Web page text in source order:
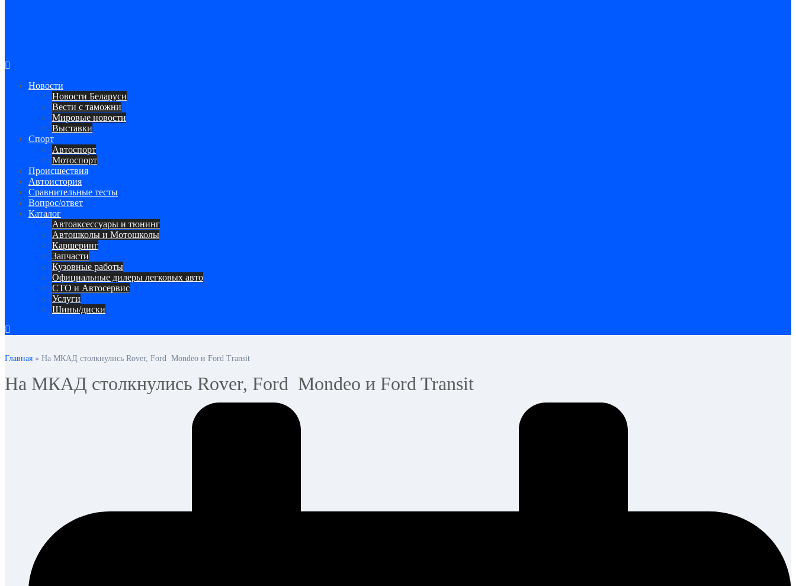
Авторулевой
Новости
Новости Беларуси
Вести с таможни
Мировые новости
Выставки
Спорт
Автоспорт
Мотоспорт
Происшествия
Автоистория
Сравнительные тесты
Вопрос/ответ
Каталог
Автоакcессуары и тюнинг
Автошколы и Мотошколы
Каршеринг
Запчасти
Кузовные работы
Официальные дилеры легковых авто
СТО и Автосервис
Услуги
Шины/диски
Главная » На МКАД столкнулись Rover, Ford Mondeo и Ford Transit
На МКАД столкнулись Rover, Ford Mondeo и Ford Transit